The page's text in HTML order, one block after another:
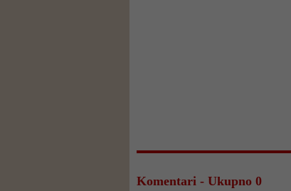
Komentari - Ukupno 0